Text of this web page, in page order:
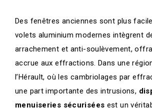
Des fenêtres anciennes sont plus
volets aluminium modernes intègrent
arrachement et anti-soulèvement,
accrue aux effractions. Dans une
l’Hérault, où les cambriolages par
une part importante des intrusions,
menuiseries sécurisées est un